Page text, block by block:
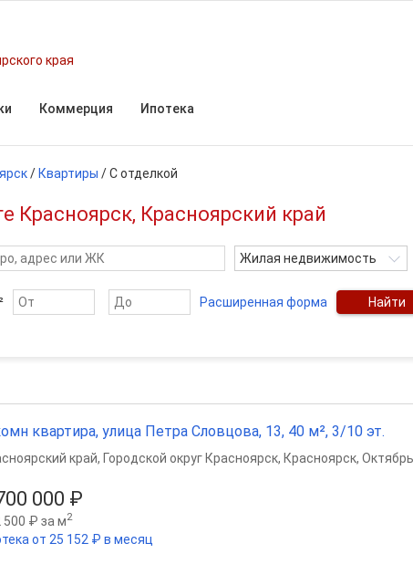
края
Коммерция Ипотека
/ Квартиры /С отделкой
Красноярск, Красноярский край
Жилая недвижимость
Расширенная форма Найти
квартира, улица Петра Словцова, 13, 40 м², 3/10 эт.
000 ₽
500 ₽ за м2
от 25 152 ₽ в месяц
край, Городской округ Красноярск, Красноярск,